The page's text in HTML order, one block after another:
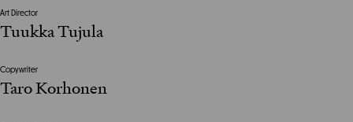
Art Director
Tuukka Tujula
Copywriter
Taro Korhonen